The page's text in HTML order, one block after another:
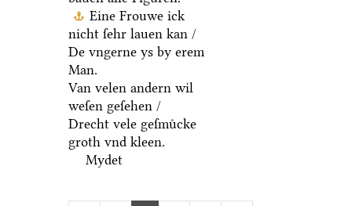
Eine Frouwe ick
nicht ſehr lauen kan /
De vngerne ys by erem
Man.
Van velen andern wil
weſen geſehen /
Drecht vele geſmuͤcke
groth vnd kleen.
Mydet